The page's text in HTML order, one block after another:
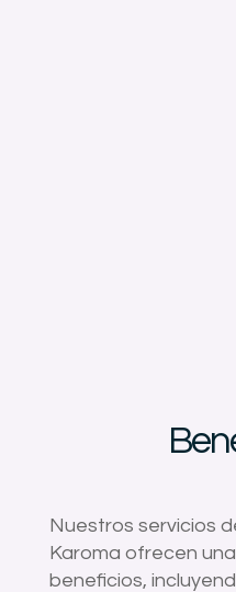
Nuestros servicios
Karoma ofrecen
beneficios,